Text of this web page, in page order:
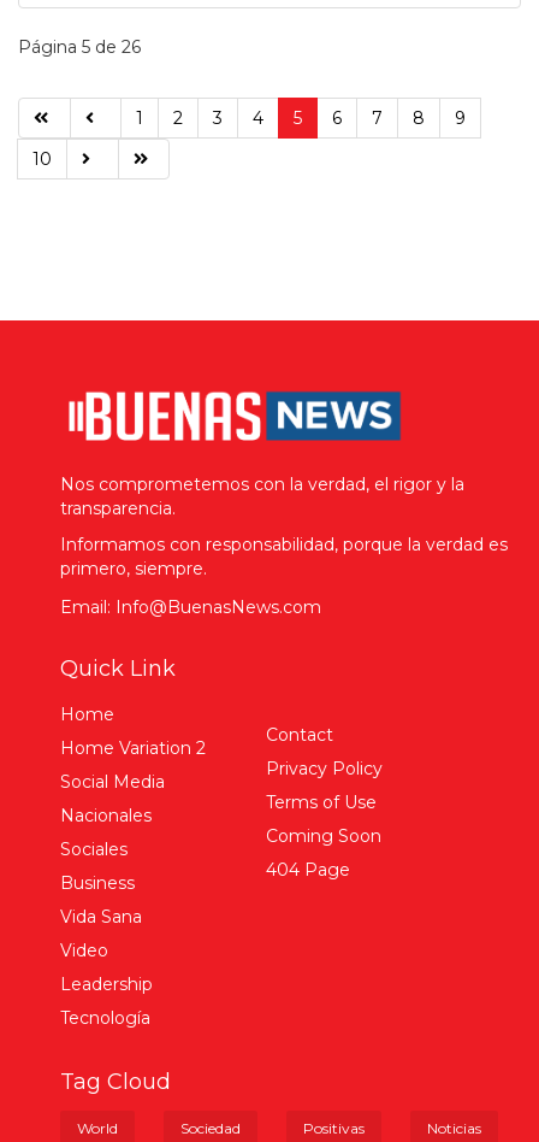
Página 5 de 26
1 2 3 4 5 6 7 8
9
10
Nos comprometemos con la verdad, el rigor y la
transparencia.
Informamos con responsabilidad, porque la verdad es
primero, siempre.
Email: Info@BuenasNews.com
Quick Link
Home
Home Variation 2
Social Media
Nacionales
Sociales
Business
Vida Sana
Video
Leadership
Tecnología
Contact
Privacy Policy
Terms of Use
Coming Soon
404 Page
Tag Cloud
World Sociedad Positivas Noticias